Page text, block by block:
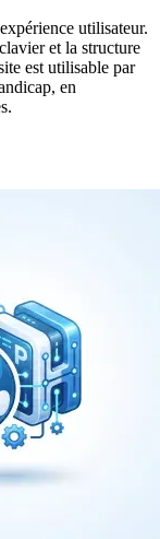
utilisateur.
et la structure
est utilisable par
en